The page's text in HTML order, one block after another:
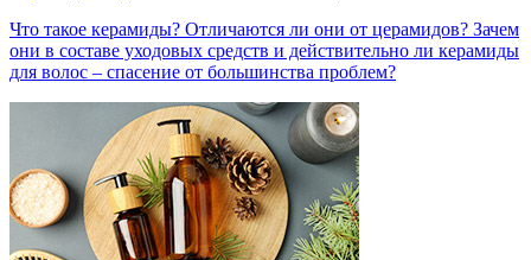
Что такое керамиды? Отличаются ли они от церамидов? Зачем
они в составе уходовых средств и действительно ли керамиды
для волос – спасение от большинства проблем?